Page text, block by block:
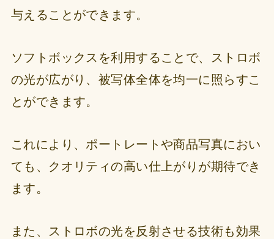
与えることができます。
ソフトボックスを利用することで、ストロボ
の光が広がり、被写体全体を均一に照らすこ
とができます。
これにより、ポートレートや商品写真におい
ても、クオリティの高い仕上がりが期待でき
ます。
また、ストロボの光を反射させる技術も効果